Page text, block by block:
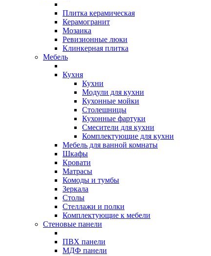
Плитка керамическая
Керамогранит
Мозаика
Ревизионные люки
Клинкерная плитка
Мебель
Кухня
Кухни
Модули для кухни
Кухонные мойки
Столешницы
Кухонные фартуки
Смесители для кухни
Комплектующие для кухни
Мебель для ванной комнаты
Шкафы
Кровати
Матрасы
Комоды и тумбы
Зеркала
Столы
Стеллажи и полки
Комплектующие к мебели
Стеновые панели
ПВХ панели
МДФ панели